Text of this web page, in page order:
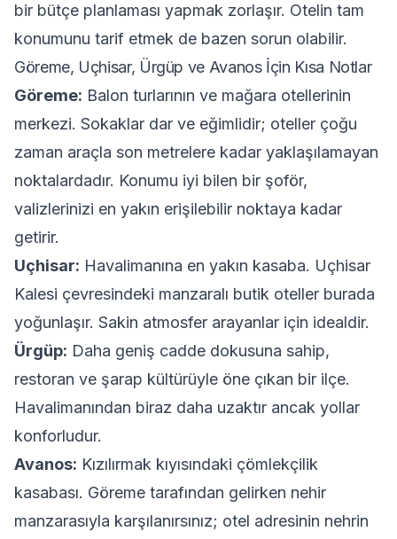
bir bütçe planlaması yapmak zorlaşır. Otelin tam
konumunu tarif etmek de bazen sorun olabilir.
Göreme, Uçhisar, Ürgüp ve Avanos İçin Kısa Notlar
Göreme: Balon turlarının ve mağara otellerinin
merkezi. Sokaklar dar ve eğimlidir; oteller çoğu
zaman araçla son metrelere kadar yaklaşılamayan
noktalardadır. Konumu iyi bilen bir şoför,
valizlerinizi en yakın erişilebilir noktaya kadar
getirir.
Uçhisar: Havalimanına en yakın kasaba. Uçhisar
Kalesi çevresindeki manzaralı butik oteller burada
yoğunlaşır. Sakin atmosfer arayanlar için idealdir.
Ürgüp: Daha geniş cadde dokusuna sahip,
restoran ve şarap kültürüyle öne çıkan bir ilçe.
Havalimanından biraz daha uzaktır ancak yollar
konforludur.
Avanos: Kızılırmak kıyısındaki çömlekçilik
kasabası. Göreme tarafından gelirken nehir
manzarasıyla karşılanırsınız; otel adresinin nehrin